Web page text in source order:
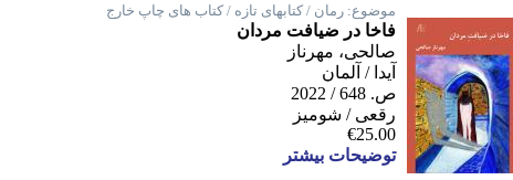
موضوع: رمان / کتابهای تازه / کتاب های چاپ خارج
فاخا در ضیافت مردان
صالحی، مهرناز
آیدا / آلمان
ص. 648 / 2022
رقعی / شومیز
€25.00
توضیحات بیشتر